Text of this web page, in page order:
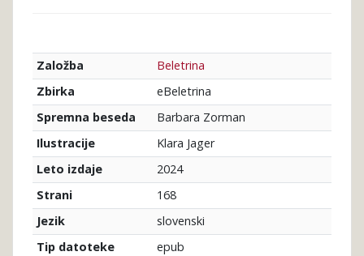
Založba
Beletrina
Zbirka
eBeletrina
Spremna beseda
Barbara Zorman
Ilustracije
Klara Jager
Leto izdaje
2024
Strani
168
Jezik
slovenski
Tip datoteke
epub